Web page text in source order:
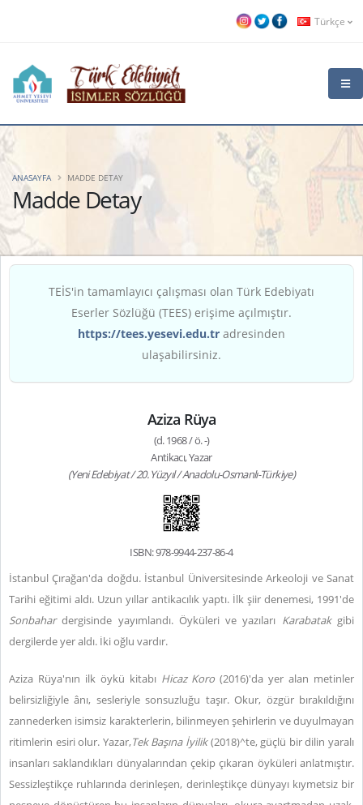
Türkçe
Madde Detay
ANASAYFA MADDE DETAY
TEİS'in tamamlayıcı çalışması olan Türk Edebiyatı
Eserler Sözlüğü (TEES) erişime açılmıştır.
https://tees.yesevi.edu.tr adresinden
ulaşabilirsiniz.
Aziza Rüya
(d. 1968 / ö. -)
Antikacı, Yazar
(Yeni Edebiyat / 20. Yüzyıl / Anadolu-Osmanlı-Türkiye)
ISBN: 978-9944-237-86-4
İstanbul Çırağan'da doğdu. İstanbul Üniversitesinde Arkeoloji ve Sanat
Tarihi eğitimi aldı. Uzun yıllar antikacılık yaptı. İlk şiir denemesi, 1991'de
Sonbahardergisinde yayımlandı. Öyküleri ve yazıları Karabatak gibi
dergilerde yer aldı. İki oğlu vardır.
Aziza Rüya'nın ilk öykü kitabı Hicaz Koro(2016)'da yer alan metinler
belirsizliğiyle ânı, sesleriyle sonsuzluğu taşır. Okur, özgür bırakıldığını
zannederken isimsiz karakterlerin, bilinmeyen şehirlerin ve duyulmayan
ritimlerin esiri olur. Yazar,Tek Başına İyilik(2018)^te, güçlü bir dilin yaralı
insanları saklandıkları dünyalarından çekip çıkaran öyküleri anlatmıştır.
Sessizleştikçe ruhlarında derinleşen, derinleştikçe dünyayı kıymetsiz bir